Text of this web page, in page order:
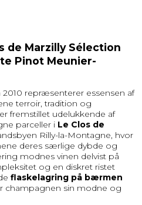
de Marzilly Sélection
Pinot Meunier-
2010 repræsenterer essensen af
terroir, tradition og
fremstillet udelukkende af
parceller i Le Clos de
Rilly-la-Montagne, hvor
deres særlige dybde og
modnes vinen delvist på
og en diskret ristet
flaskelagring på bærmen
champagnen sin modne og